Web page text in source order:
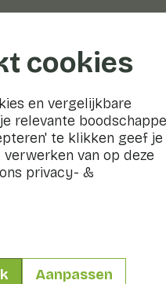
cookies
en vergelijkbare
relevante
te klikken geef je
van op deze
privacy- &
Aanpassen
veldsla
van alle